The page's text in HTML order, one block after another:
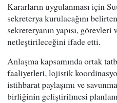
Kararların uygulanması için
sekreterya kurulacağını
sekreteryanın yapısı,
netleştirileceğini ifade etti.
Anlaşma kapsamında ortak
faaliyetleri, lojistik
istihbarat paylaşımı ve
birliğinin geliştirilmesi